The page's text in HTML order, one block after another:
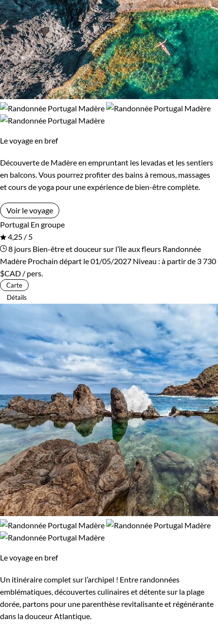
Le voyage en bref
Découverte de Madère en empruntant les levadas et les sentiers
en balcons. Vous pourrez profiter des bains à remous, massages
et cours de yoga pour une expérience de bien-être complète.
Voir le voyage
Portugal En groupe
4,25 / 5
8 jours Bien-être et douceur sur l’île aux fleurs Randonnée
Madère Prochain départ le 01/05/2027 Niveau : à partir de 3 730
$CAD / pers.
Carte
Détails
Le voyage en bref
Un itinéraire complet sur l’archipel ! Entre randonnées
emblématiques, découvertes culinaires et détente sur la plage
dorée, partons pour une parenthèse revitalisante et régénérante
dans la douceur Atlantique.